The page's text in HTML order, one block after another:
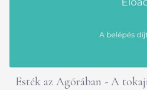
Esték az Agórában - A